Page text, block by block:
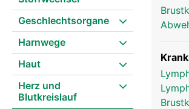
Geschlechtsorgane
Harnwege
Haut
Herz und
Blutkreislauf
den